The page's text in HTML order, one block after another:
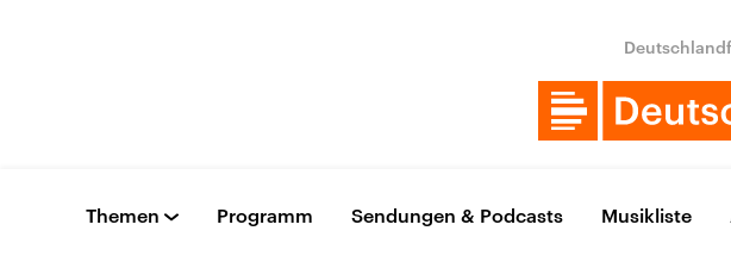
Themen Programm Sendungen & Podcasts Musikliste